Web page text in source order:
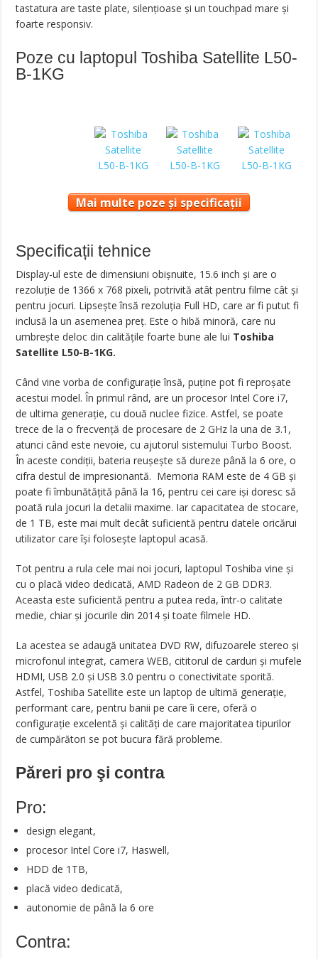
tastatura are taste plate, silenţioase şi un touchpad mare şi
foarte responsiv.
Poze cu laptopul Toshiba Satellite L50-
B-1KG
Mai multe poze și specificații
Specificații tehnice
Display-ul este de dimensiuni obişnuite, 15.6 inch şi are o
rezoluţie de 1366 x 768 pixeli, potrivită atât pentru filme cât şi
pentru jocuri. Lipseşte însă rezoluţia Full HD, care ar fi putut fi
inclusă la un asemenea preţ. Este o hibă minoră, care nu
umbreşte deloc din calităţile foarte bune ale lui Toshiba
Satellite L50-B-1KG.
Când vine vorba de configuraţie însă, puţine pot fi reproşate
acestui model. În primul rând, are un procesor Intel Core i7,
de ultima generaţie, cu două nuclee fizice. Astfel, se poate
trece de la o frecvenţă de procesare de 2 GHz la una de 3.1,
atunci când este nevoie, cu ajutorul sistemului Turbo Boost.
În aceste condiţii, bateria reuşeşte să dureze până la 6 ore, o
cifra destul de impresionantă. Memoria RAM este de 4 GB şi
poate fi îmbunătăţită până la 16, pentru cei care işi doresc să
poată rula jocuri la detalii maxime. Iar capacitatea de stocare,
de 1 TB, este mai mult decât suficientă pentru datele oricărui
utilizator care îşi foloseşte laptopul acasă.
Tot pentru a rula cele mai noi jocuri, laptopul Toshiba vine şi
cu o placă video dedicată, AMD Radeon de 2 GB DDR3.
Aceasta este suficientă pentru a putea reda, într-o calitate
medie, chiar şi jocurile din 2014 şi toate filmele HD.
La acestea se adaugă unitatea DVD RW, difuzoarele stereo şi
microfonul integrat, camera WEB, cititorul de carduri şi mufele
HDMI, USB 2.0 şi USB 3.0 pentru o conectivitate sporită.
Astfel, Toshiba Satellite este un laptop de ultimă generaţie,
performant care, pentru banii pe care îi cere, oferă o
configuraţie excelentă şi calităţi de care majoritatea tipurilor
de cumpărători se pot bucura fără probleme.
Păreri pro şi contra
Pro:
design elegant,
procesor Intel Core i7, Haswell,
HDD de 1TB,
placă video dedicată,
autonomie de până la 6 ore
Contra: